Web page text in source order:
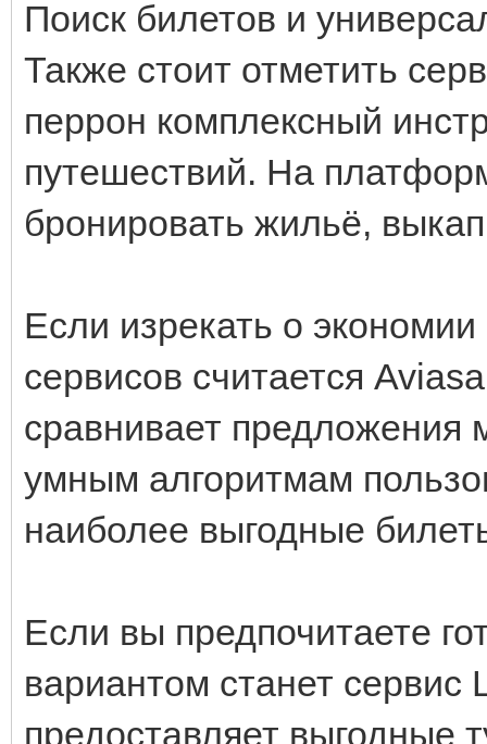
Поиск билетов и
Также стоит отметить
перрон комплексный
путешествий. На
бронировать жильё,
Если изрекать о
сервисов считается
сравнивает предложения
умным алгоритмам
наиболее выгодные
Если вы предпочитаете
вариантом станет сервис
предоставляет выгодные